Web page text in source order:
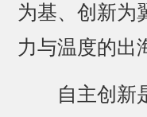
为基、创新为
力与温度的出
自主创新是